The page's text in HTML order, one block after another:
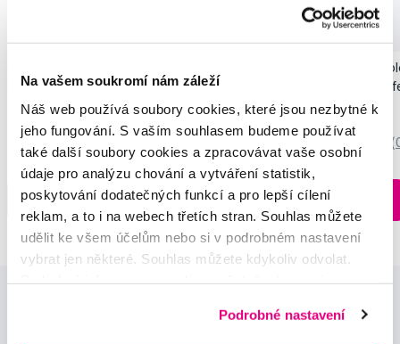
Na vašem soukromí nám záleží
Náš web používá soubory cookies, které jsou nezbytné k
jeho fungování. S vaším souhlasem budeme používat
také další soubory cookies a zpracovávat vaše osobní
údaje pro analýzu chování a vytváření statistik,
poskytování dodatečných funkcí a pro lepší cílení
reklam, a to i na webech třetích stran. Souhlas můžete
udělit ke všem účelům nebo si v podrobném nastavení
vybrat jen některé. Souhlas můžete kdykoliv odvolat.
Podrobné nastavení
kartáček s kónickými vlákny SANGI, bílý
3 699 Kč
Do košíku
Skladem > 5 ks
Ihned na
13 prodejnách
Novinka
Pop Instant Teeth
pro okamžitý bělicí
259 Kč
Do košíku